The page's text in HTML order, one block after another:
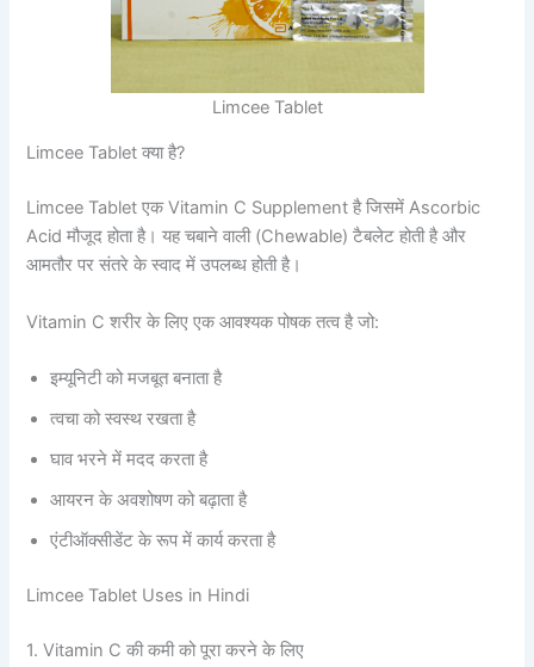
Limcee Tablet
Limcee Tablet क्या है?
Limcee Tablet एक Vitamin C Supplement है जिसमें Ascorbic
Acid मौजूद होता है। यह चबाने वाली (Chewable) टैबलेट होती है और
आमतौर पर संतरे के स्वाद में उपलब्ध होती है।
Vitamin C शरीर के लिए एक आवश्यक पोषक तत्व है जो:
इम्यूनिटी को मजबूत बनाता है
त्वचा को स्वस्थ रखता है
घाव भरने में मदद करता है
आयरन के अवशोषण को बढ़ाता है
एंटीऑक्सीडेंट के रूप में कार्य करता है
Limcee Tablet Uses in Hindi
1. Vitamin C की कमी को पूरा करने के लिए